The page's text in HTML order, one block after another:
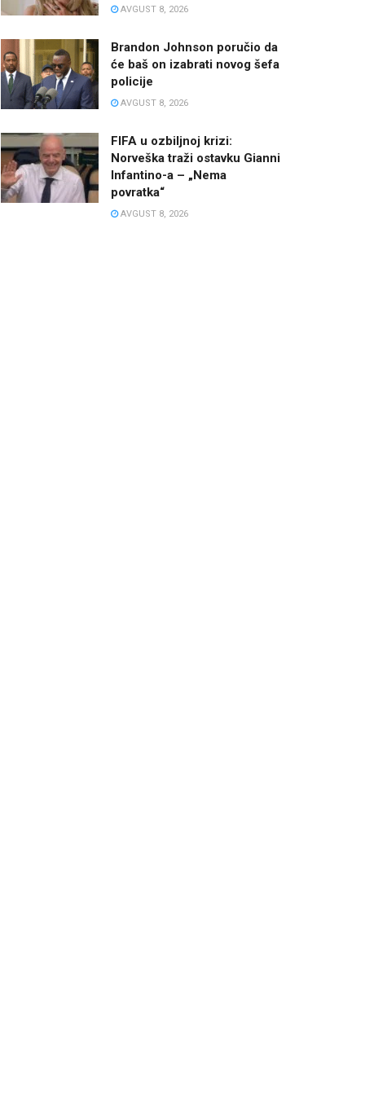
AVGUST 8, 2026
Brandon Johnson poručio da
će baš on izabrati novog šefa
policije
AVGUST 8, 2026
FIFA u ozbiljnoj krizi:
Norveška traži ostavku Gianni
Infantino-a – „Nema
povratka“
AVGUST 8, 2026